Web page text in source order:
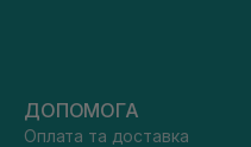
ДОПОМОГА
Оплата та доставка